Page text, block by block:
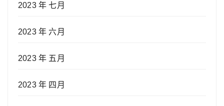
2023 年 七月
2023 年 六月
2023 年 五月
2023 年 四月